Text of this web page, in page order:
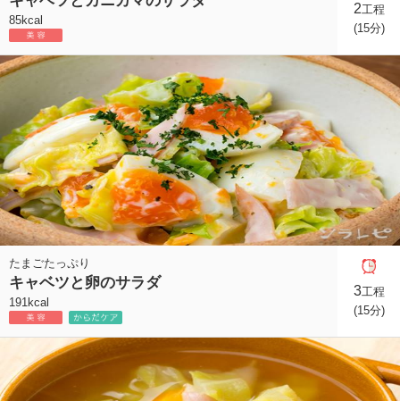
85kcal
2工程
(15分)
たまごたっぷり
キャベツと卵のサラダ
191kcal
3工程
(15分)